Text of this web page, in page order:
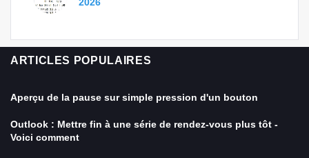
ARTICLES POPULAIRES
Aperçu de la pause sur simple pression d'un bouton
Outlook : Mettre fin à une série de rendez-vous plus tôt -
Voici comment